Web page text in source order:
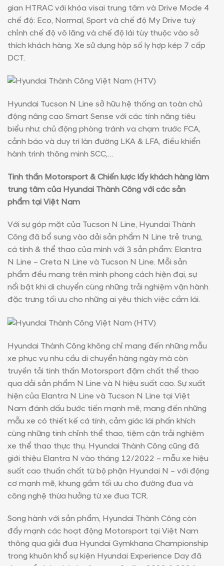
gian HTRAC với khóa visai trung tâm và Drive Mode 4
chế độ: Eco, Normal, Sport và chế độ My Drive tuỳ
chỉnh chế độ vô lăng và chế độ lái tùy thuộc vào sở
thích khách hàng. Xe sử dụng hộp số ly hợp kép 7 cấp
DCT.
Hyundai Tucson N Line sở hữu hệ thống an toàn chủ
động nâng cao Smart Sense với các tính năng tiêu
biểu như: chủ động phòng tránh va chạm trước FCA,
cảnh báo và duy trì làn đường LKA & LFA, điều khiển
hành trình thông minh SCC,…
Tinh thần Motorsport & Chiến lược lấy khách hàng làm
trung tâm của Hyundai Thành Công với các sản
phẩm tại Việt Nam
Với sự góp mặt của Tucson N Line, Hyundai Thành
Công đã bổ sung vào dải sản phẩm N Line trẻ trung,
cá tính & thể thao của mình với 3 sản phẩm: Elantra
N Line – Creta N Line và Tucson N Line. Mỗi sản
phẩm đều mang trên mình phong cách hiện đại, sự
nổi bật khi di chuyển cùng những trải nghiệm vận hành
đặc trưng tối ưu cho những ai yêu thích việc cầm lái.
Hyundai Thành Công không chỉ mang đến những mẫu
xe phục vụ nhu cầu di chuyển hàng ngày mà còn
truyền tải tinh thần Motorsport đậm chất thể thao
qua dải sản phẩm N Line và N hiệu suất cao. Sự xuất
hiện của Elantra N Line và Tucson N Line tại Việt
Nam đánh dấu bước tiến mạnh mẽ, mang đến những
mẫu xe có thiết kế cá tính, cảm giác lái phấn khích
cùng những tinh chỉnh thể thao, tiệm cận trải nghiệm
xe thể thao thực thụ. Hyundai Thành Công cũng đã
giới thiệu Elantra N vào tháng 12/2022 – mẫu xe hiệu
suất cao thuần chất từ bộ phận Hyundai N – với động
cơ mạnh mẽ, khung gầm tối ưu cho đường đua và
công nghệ thừa hưởng từ xe đua TCR.
Song hành với sản phẩm, Hyundai Thành Công còn
đẩy mạnh các hoạt động Motorsport tại Việt Nam
thông qua giải đua Hyundai Gymkhana Championship
trong khuôn khổ sự kiện Hyundai Experience Day đã
Số điện thoại*
Lựa Chọn Model Xe Muốn Nhận Báo Giá